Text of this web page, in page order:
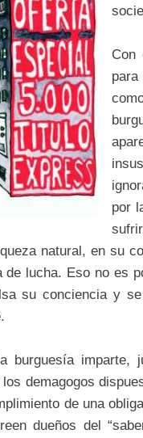
Con
por
natural, en su
lucha. Eso no es
su conciencia y
burguesía
demagogos
de una
dueños del